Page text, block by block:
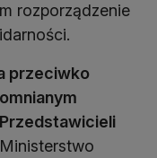
rozporządzenie
przeciwko